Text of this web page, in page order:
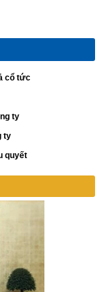
cổ tức
ty
ty
quyết